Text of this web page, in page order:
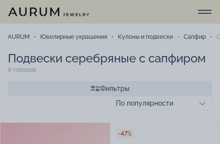
AURUM Ювелирные украшения Кулоны и подвески Сапфир
Подвески серебряные с сапфиром
8 товаров
Фильтры
-47%